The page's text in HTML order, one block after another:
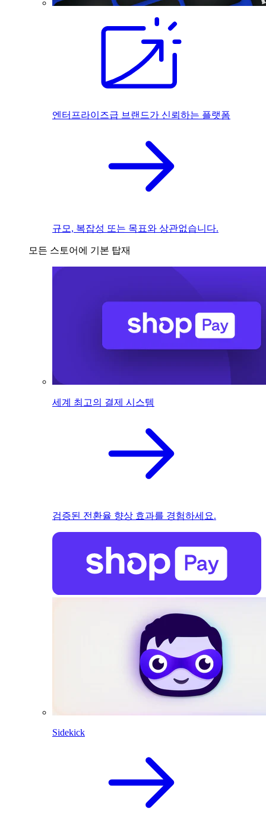
엔터프라이즈급 브랜드가 신뢰하는 플랫폼
규모, 복잡성 또는 목표와 상관없습니다.
모든 스토어에 기본 탑재
세계 최고의 결제 시스템
검증된 전환율 향상 효과를 경험하세요.
Sidekick